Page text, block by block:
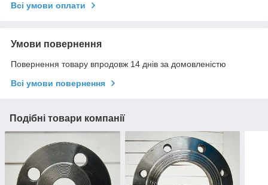
Всі умови оплати
Умови повернення
Повернення товару впродовж 14 днів за домовленістю
Всі умови повернення
Подібні товари компанії